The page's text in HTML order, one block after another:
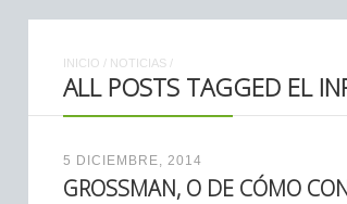
INICIO / NOTICIAS /
ALL POSTS TAGGED EL
5 DICIEMBRE, 2014
GROSSMAN, O DE CÓMO